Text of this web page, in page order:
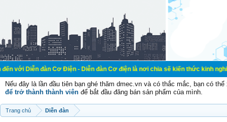
đàn Cơ Điện - Diễn đàn Cơ điện là nơi chia sẽ kiến thức kinh nghiệm
Nếu đây là lần đầu tiên bạn ghé thăm dmec.vn và có thắc mắc, bạn có
để trở thành thành viên để bắt đầu đăng bán sản phẩm của mình.
Trang chủ Diễn đàn